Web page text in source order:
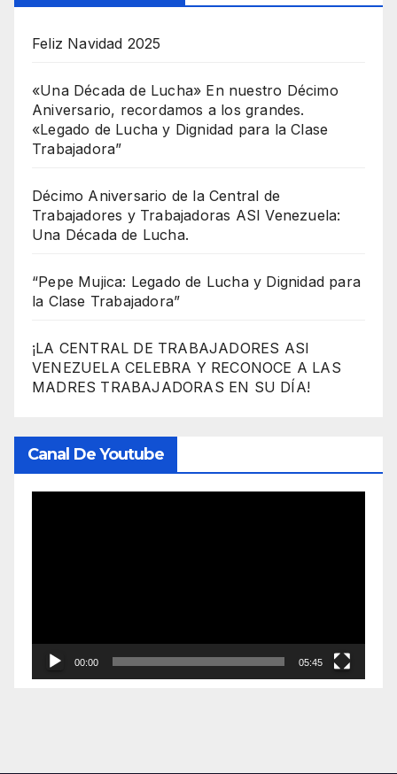
Feliz Navidad 2025
«Una Década de Lucha» En nuestro Décimo
Aniversario, recordamos a los grandes.
«Legado de Lucha y Dignidad para la Clase
Trabajadora”
Décimo Aniversario de la Central de
Trabajadores y Trabajadoras ASI Venezuela:
Una Década de Lucha.
“Pepe Mujica: Legado de Lucha y Dignidad para
la Clase Trabajadora”
¡LA CENTRAL DE TRABAJADORES ASI
VENEZUELA CELEBRA Y RECONOCE A LAS
MADRES TRABAJADORAS EN SU DÍA!
Canal De Youtube
00:00 05:45